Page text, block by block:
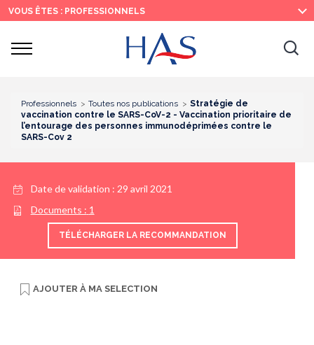
Recherche
Menu
principal
Contenu
principal
VOUS ÊTES : PROFESSIONNELS
Ouvrir
Professionnels Toutes nos publications
Stratégie de
vaccination contre le SARS-CoV-2 - Vaccination prioritaire de
l’entourage des personnes immunodéprimées contre le
SARS-Cov 2
Date de validation : 29 avril 2021
Documents : 1
TÉLÉCHARGER LA RECOMMANDATION
AJOUTER À MA SELECTION